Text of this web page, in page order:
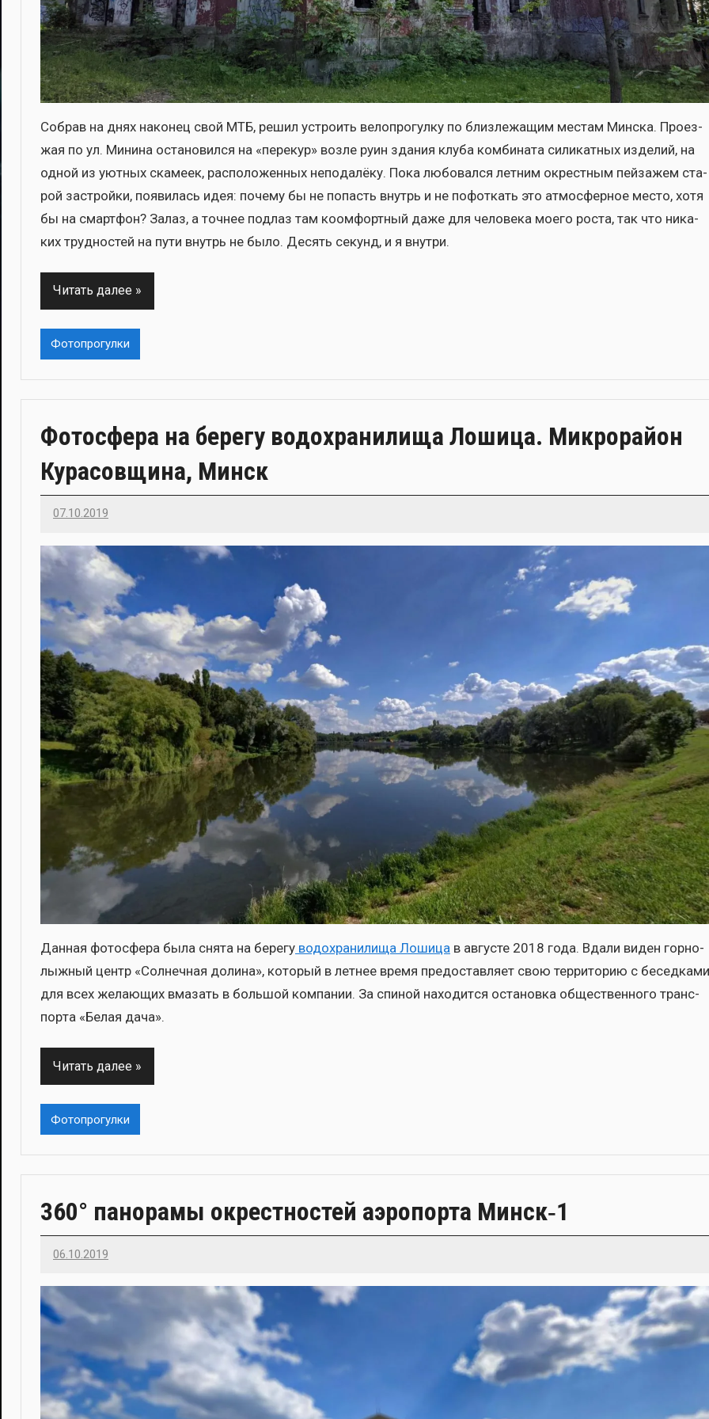
Собрав на днях нако­нец свой МТБ, решил устро­ить вело­про­гул­ку по близ­ле­жа­щим местам Мин­ска. Про­ез­
жая по ул. Мини­на оста­но­вил­ся на «пере­кур» воз­ле руин зда­ния клу­ба ком­би­на­та сили­кат­ных изде­лий, на
одной из уют­ных ска­ме­ек, рас­по­ло­жен­ных непо­да­лё­ку. Пока любо­вал­ся лет­ним окрест­ным пей­за­жем ста­
рой застрой­ки, появи­лась идея: поче­му бы не попасть внутрь и не пофот­кать это атмо­сфер­ное место, хотя
бы на смарт­фон? Залаз, а точ­нее под­лаз там коом­форт­ный даже для чело­ве­ка мое­го роста, так что ника­
ких труд­но­стей на пути внутрь не было. Десять секунд, и я внут­ри.
Читать далее
Фотопрогулки
Фотосфера на берегу водохранилища Лошица. Микрорайон
Курасовщина, Минск
07.10.2019
Imatvey
Дан­ная фото­сфе­ра была сня­та на бере­гу водо­хра­ни­ли­ща Лоши­ца в авгу­сте 2018 года. Вда­ли виден гор­но­
лыж­ный центр «Сол­неч­ная доли­на», кото­рый в лет­нее вре­мя предо­став­ля­ет свою тер­ри­то­рию с бесед­ка­ми
для всех жела­ю­щих вма­зать в боль­шой ком­па­нии. За спи­ной нахо­дит­ся оста­нов­ка обще­ствен­но­го транс­
пор­та «Белая дача».
Читать далее
Фотопрогулки
360° панорамы окрестностей аэропорта Минск‑1
06.10.2019
Imatvey